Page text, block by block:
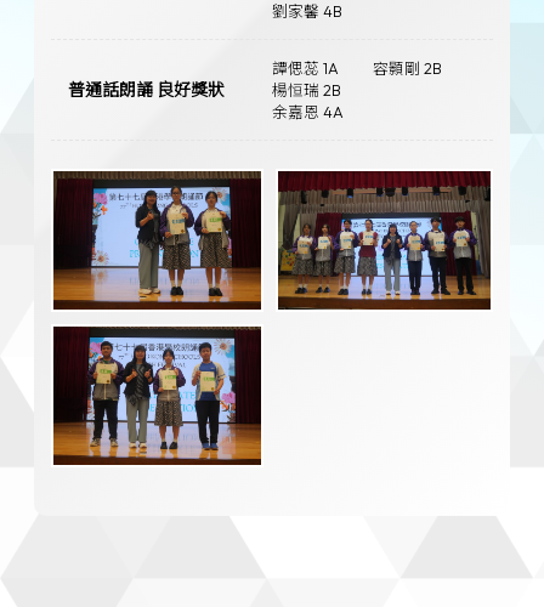
劉家馨 4B
普通話朗誦 良好獎狀
譚偲蕊 1A
容顥剛 2B
楊恒瑞 2B
余嘉恩 4A